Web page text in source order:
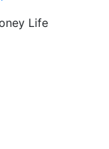
Life